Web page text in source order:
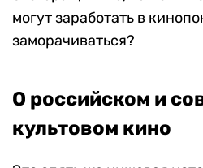
могут заработать в
заморачиваться?
О российском и
культовом кино